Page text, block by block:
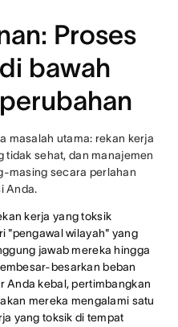
Proses
bawah
masalah utama: rekan kerja
tidak sehat, dan manajemen
masing secara perlahan
Anda.
kerja yang toksik
"pengawal wilayah" yang
jawab mereka hingga
besarkan beban
Anda kebal, pertimbangkan
mereka mengalami satu
yang toksik di tempat